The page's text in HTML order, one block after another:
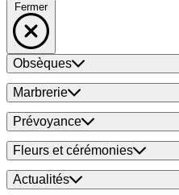
Fermer
Obsèques
Marbrerie
Prévoyance
Fleurs et cérémonies
Actualités